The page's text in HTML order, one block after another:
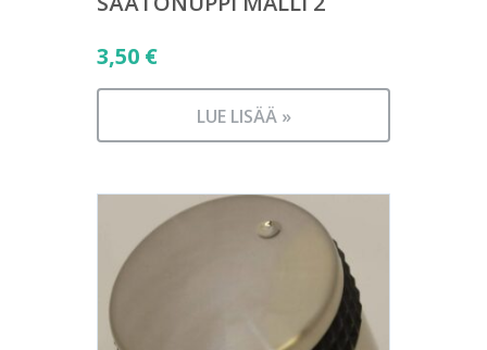
3,50 €
LUE LISÄÄ »